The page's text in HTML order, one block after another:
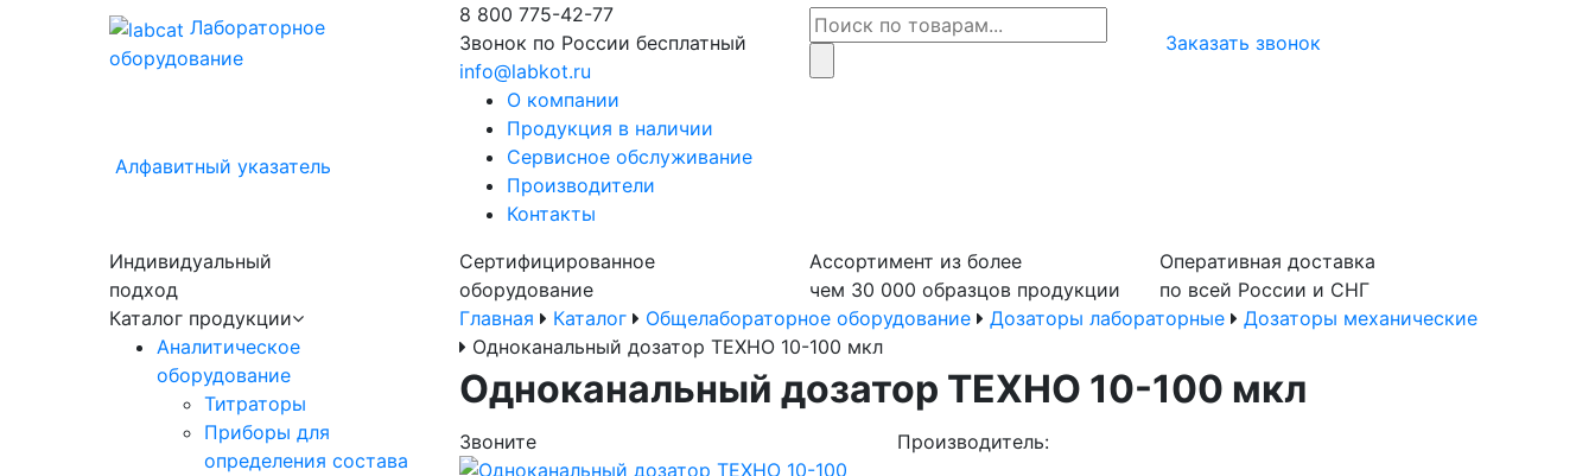
Лабораторное
оборудование
8 800 775-42-77
Звонок по России бесплатный
info@labkot.ru
Заказать звонок
Алфавитный указатель
О компании
Продукция в наличии
Сервисное обслуживание
Производители
Контакты
Индивидуальный
подход
Сертифицированное
оборудование
Ассортимент из более
чем 30 000 образцов продукции
Оперативная доставка
по всей России и СНГ
Каталог продукции
Аналитическое
оборудование
Титраторы
Приборы для
определения состава
Главная Каталог Общелабораторное оборудование Дозаторы лабораторные
Дозаторы механические
Одноканальный дозатор ТЕХНО 10-100 мкл
Одноканальный дозатор ТЕХНО 10-100 мкл
Звоните Производитель: